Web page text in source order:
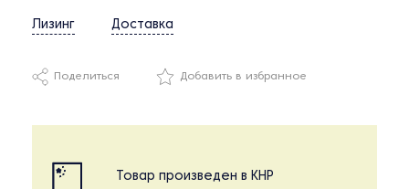
Лизинг Доставка
Поделиться Добавить в избранное
Товар произведен в КНР